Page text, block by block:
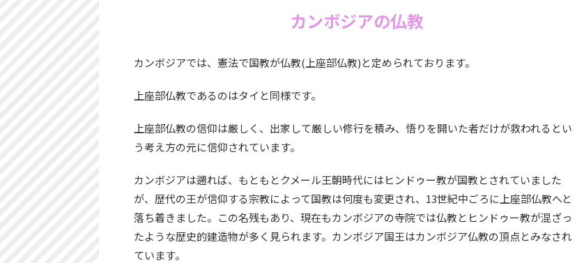
カンボジアの仏教
カンボジアでは、憲法で国教が仏教(上座部仏教)と定められております。
上座部仏教であるのはタイと同様です。
上座部仏教の信仰は厳しく、出家して厳しい修行を積み、悟りを開いた者だけが救われるとい
う考え方の元に信仰されています。
カンボジアは遡れば、もともとクメール王朝時代にはヒンドゥー教が国教とされていました
が、歴代の王が信仰する宗教によって国教は何度も変更され、13世紀中ごろに上座部仏教へと
落ち着きました。この名残もあり、現在もカンボジアの寺院では仏教とヒンドゥー教が混ざっ
たような歴史的建造物が多く見られます。カンボジア国王はカンボジア仏教の頂点とみなされ
ています。